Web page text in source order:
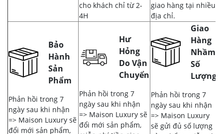
cho khách chỉ từ 2-
4H
giao hàng tại nhiều
địa chỉ.
Bảo
Hành
Sản
Phẩm
Phản hồi trong 7
ngày sau khi nhận
=> Maison Luxury sẽ
đổi mới sản phẩm,
Hư
Hỏng
Do Vận
Chuyển
Phản hồi trong 7
ngày sau khi nhận
=> Maison Luxury sẽ
đổi mới sản phẩm,
Giao
Hàng
Nhầm,
Số
Lượng
Phản hồi trong 7
ngày sau khi nhận
=> Maison Luxury
sẽ gửi đủ số lượng